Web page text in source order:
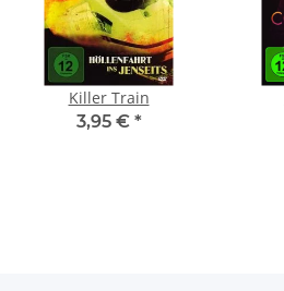
Killer Train
3,95 € *